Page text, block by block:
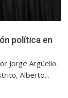
política en
Jorge Argüello.
Alberto...